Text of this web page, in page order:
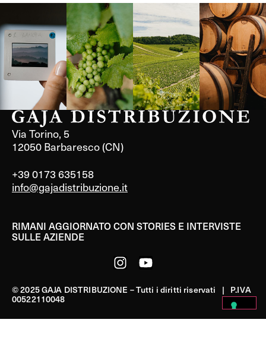
Langa, 1977 Borgogna,
Francia
Borgogna,
Francia
Instagram
Via Torino, 5
12050 Barbaresco (CN)
+39 0173 635158
info@gajadistribuzione.it
RIMANI AGGIORNATO CON STORIES E INTERVISTE
SULLE AZIENDE
© 2025 GAJA DISTRIBUZIONE – Tutti i diritti riservati | P.IVA
00522110048
PRIVACY POLICY|COOKIE POLICY